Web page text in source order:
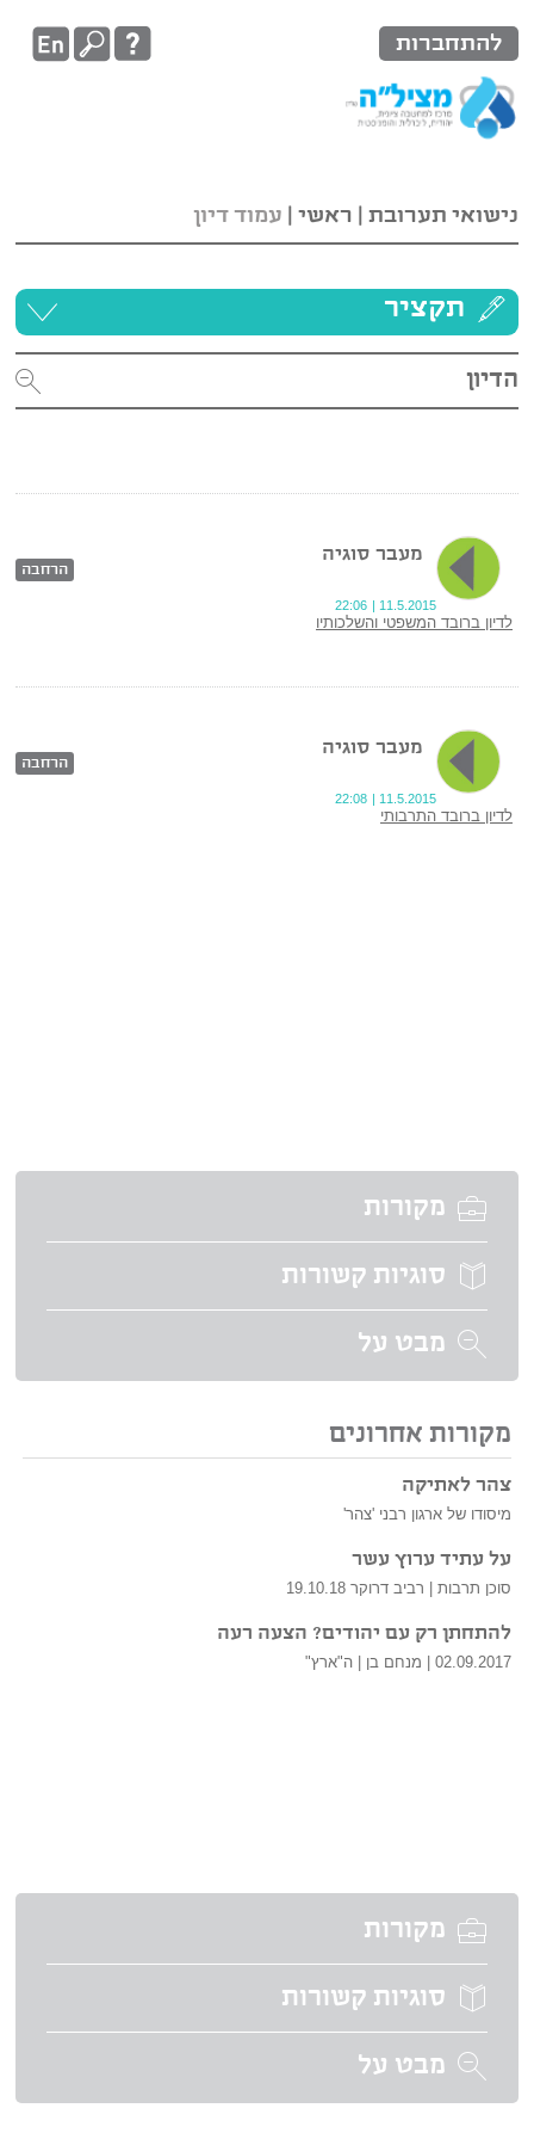
להתחברות
נישואי תערובת | ראשי | עמוד דיון
תקציר
הדיון
מעבר סוגיה
הרחבה
11.5.2015
|
22:06
לדיון ברובד המשפטי והשלכותיו
מעבר סוגיה
הרחבה
11.5.2015
|
22:08
לדיון ברובד התרבותי
מקורות
סוגיות קשורות
מבט על
מקורות אחרונים
צהר לאתיקה
מיסודו של ארגון רבני 'צהר'
על עתיד ערוץ עשר
סוכן תרבות | רביב דרוקר 19.10.18
להתחתן רק עם יהודים? הצעה רעה
02.09.2017 | מנחם בן | ה"ארץ"
מקורות
סוגיות קשורות
מבט על